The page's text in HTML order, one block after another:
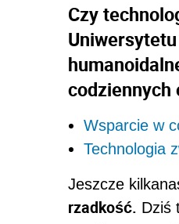
Czy
codziennych
Wsparcie w
Technologia
Jeszcze
rzadkość. Dziś